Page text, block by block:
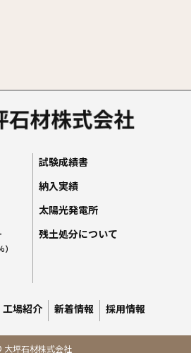
試験成績書
納入実績
太陽光発電所
残土処分について
場紹介 新着情報 採用情報
大坪石材株式会社